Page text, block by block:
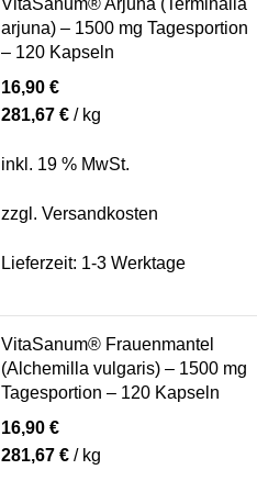
VitaSanum® Arjuna (Terminalia
arjuna) – 1500 mg Tagesportion
– 120 Kapseln
16,90 €
281,67 €/ kg
inkl. 19 % MwSt.
zzgl. Versandkosten
Lieferzeit: 1-3 Werktage
VitaSanum® Frauenmantel
(Alchemilla vulgaris) – 1500 mg
Tagesportion – 120 Kapseln
16,90 €
281,67 €/ kg